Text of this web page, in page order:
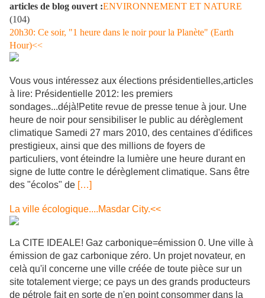
articles de blog ouvert :ENVIRONNEMENT ET NATURE
(104)
20h30: Ce soir, "1 heure dans le noir pour la Planète" (Earth
Hour)<<
Vous vous intéressez aux élections présidentielles,articles
à lire: Présidentielle 2012: les premiers
sondages...déjà!Petite revue de presse tenue à jour. Une
heure de noir pour sensibiliser le public au dérèglement
climatique Samedi 27 mars 2010, des centaines d'édifices
prestigieux, ainsi que des millions de foyers de
particuliers, vont éteindre la lumière une heure durant en
signe de lutte contre le dérèglement climatique. Sans être
des "écolos" de […]
La ville écologique....Masdar City.<<
La CITE IDEALE! Gaz carbonique=émission 0. Une ville à
émission de gaz carbonique zéro. Un projet novateur, en
celà qu'il concerne une ville créée de toute pièce sur un
site totalement vierge; ce pays un des grands producteurs
de pétrole fait en sorte de n'en point consommer dans la